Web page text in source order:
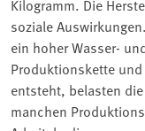
Kilogramm. Die
soziale Auswirkungen.
ein hoher Wasser-
Produktionskette und
entsteht, belasten
manchen